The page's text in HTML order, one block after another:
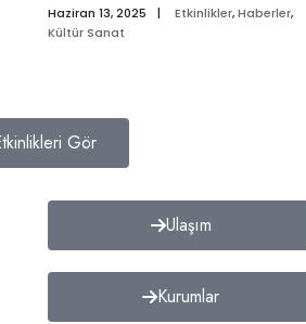
Haziran 13, 2025 | Etkinlikler,Haberler,
Kültür Sanat
Gör
Ulaşım
Kurumlar